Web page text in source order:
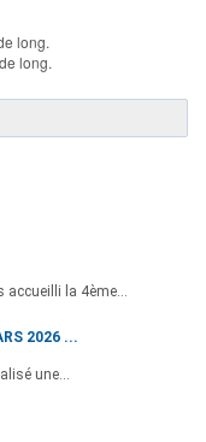
long.
long.
accueilli la 4ème...
2026 ...
une...